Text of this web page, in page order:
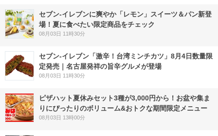
セブン‐イレブンに爽やか「レモン」スイーツ＆パン新登
場！夏に食べたい限定商品をチェック
08月03日 11時30分
セブン-イレブン「激辛！台湾ミンチカツ」8月4日数量限
定発売｜名古屋発祥の旨辛グルメが登場
08月03日 11時30分
ピザハット夏休みセット3種が3,000円から！お盆や集ま
りにぴったりのボリューム&おトクな期間限定メニュー
08月03日 13時00分